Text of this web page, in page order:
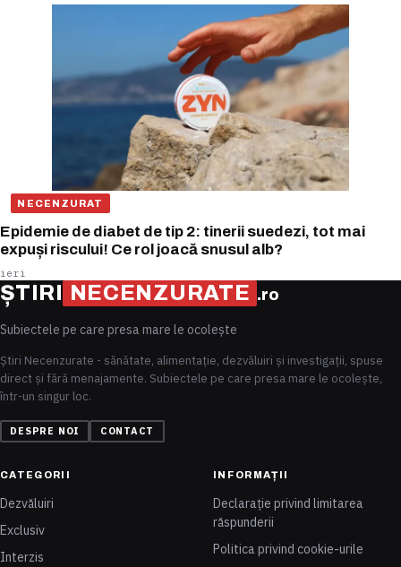
NECENZURAT
Epidemie de diabet de tip 2: tinerii suedezi, tot mai
expuși riscului! Ce rol joacă snusul alb?
ieri
ȘTIRI NECENZURATE .ro
Subiectele pe care presa mare le ocolește
Știri Necenzurate - sănătate, alimentație, dezvăluiri și investigații, spuse
direct și fără menajamente. Subiectele pe care presa mare le ocolește,
într-un singur loc.
DESPRE NOI CONTACT
CATEGORII
Dezvăluiri
Exclusiv
Interzis
INFORMAȚII
Declarație privind limitarea
răspunderii
Politica privind cookie-urile